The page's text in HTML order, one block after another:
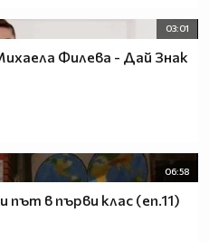
03:01
Филева - Дай Знак
06:58
в първи клас (еп.11)